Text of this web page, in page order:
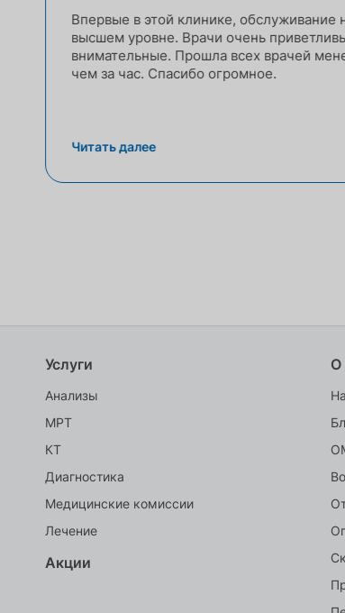
Впервые в этой клинике, обслуживание
высшем уровне. Врачи очень
внимательные. Прошла всех врачей мене
чем за час. Спасибо огромное.
Читать далее
Услуги
Анализы
МРТ
КТ
Диагностика
Медицинские комиссии
Лечение
Акции
О